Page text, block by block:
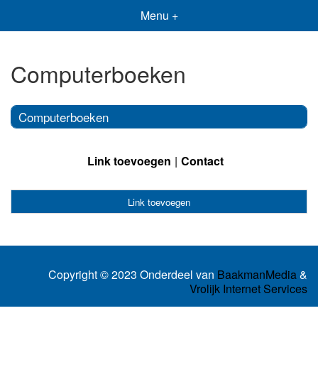
Menu +
Computerboeken
Computerboeken
Link toevoegen Contact
Link toevoegen
Copyright © 2023 Onderdeel van BaakmanMedia&
Vrolijk Internet Services